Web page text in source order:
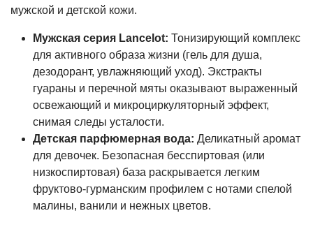
мужской и детской кожи.
Мужская серия Lancelot: Тонизирующий комплекс
для активного образа жизни (гель для душа,
дезодорант, увлажняющий уход). Экстракты
гуараны и перечной мяты оказывают выраженный
освежающий и микроциркуляторный эффект,
снимая следы усталости.
Детская парфюмерная вода: Деликатный аромат
для девочек. Безопасная бесспиртовая (или
низкоспиртовая) база раскрывается легким
фруктово-гурманским профилем с нотами спелой
малины, ванили и нежных цветов.